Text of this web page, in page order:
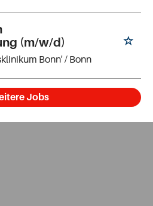
(m/w/d)
Bonn'/ Bonn
Jobs